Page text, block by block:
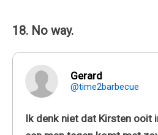
18. No way.
Gerard
@time2barbecue
Ik denk niet dat Kirsten ooit